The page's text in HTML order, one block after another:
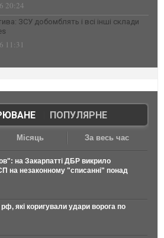
20:24
ЗСУ добомблять і всі інші склади
11:31
| ПОПУЛЯРНЕ
Місяць За весь час
на Закарпатті ДБР викрило
на незаконному "списанні" понад
які коригували удари ворога по